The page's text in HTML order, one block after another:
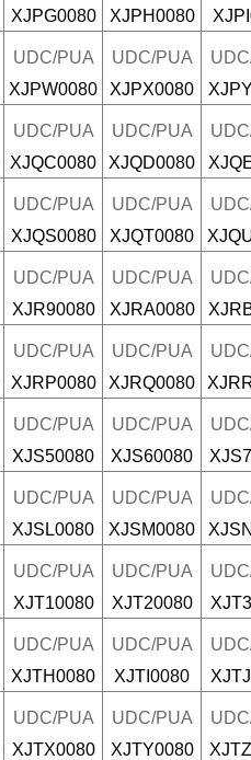
XJPG0080
XJPH0080
UDC/PUA
XJPW0080
UDC/PUA
XJPX0080
UDC/PUA
XJQC0080
UDC/PUA
XJQD0080
UDC/PUA
XJQS0080
UDC/PUA
XJQT0080
UDC/PUA
XJR90080
UDC/PUA
XJRA0080
UDC/PUA
XJRP0080
UDC/PUA
XJRQ0080
UDC/PUA
XJS50080
UDC/PUA
XJS60080
UDC/PUA
XJSL0080
UDC/PUA
XJSM0080
UDC/PUA
XJT10080
UDC/PUA
XJT20080
UDC/PUA
XJTH0080
UDC/PUA
XJTI0080
UDC/PUA
XJTX0080
UDC/PUA
XJTY0080